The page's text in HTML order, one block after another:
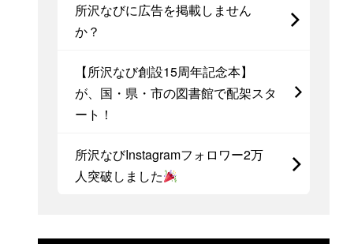
所沢なびに広告を掲載しません
か？
【所沢なび創設15周年記念本】
が、国・県・市の図書館で配架スタ
ート！
所沢なびInstagramフォロワー2万
人突破しました